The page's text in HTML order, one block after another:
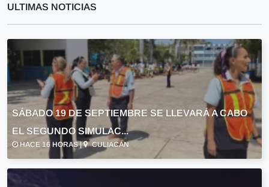
ULTIMAS NOTICIAS
SÁBADO 19 DE SEPTIEMBRE SE LLEVARÁ A CABO
EL SEGUNDO SIMULAC...
HACE 16 HORAS | CULIACÁN